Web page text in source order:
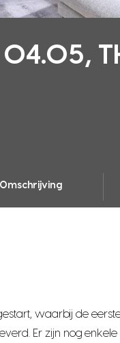
Omschrijving
waarbij de
Er zijn nog enkele